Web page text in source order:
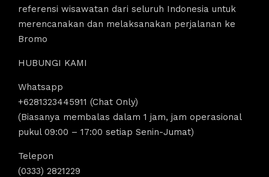
referensi wisawatan dari seluruh Indonesia untuk
merencanakan dan melaksanakan perjalanan ke
Bromo
HUBUNGI KAMI
Whatsapp
+6281323445911 (Chat Only)
(Biasanya membalas dalam 1 jam, jam operasional
pukul 09:00 – 17:00 setiap Senin-Jumat)
Telepon
(0333) 2821229